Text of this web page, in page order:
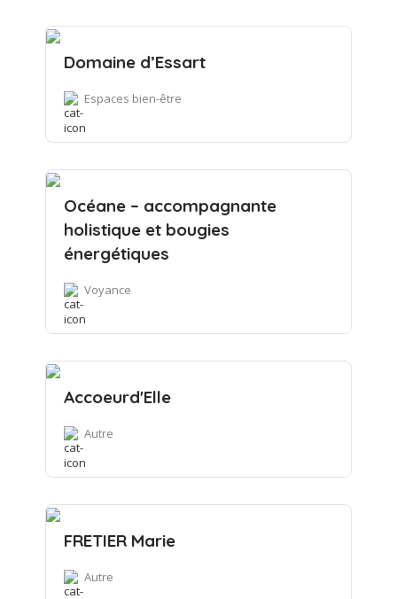
Domaine d’Essart
Espaces bien-être
Océane – accompagnante
holistique et bougies
énergétiques
Voyance
Accoeurd'Elle
Autre
FRETIER Marie
Autre